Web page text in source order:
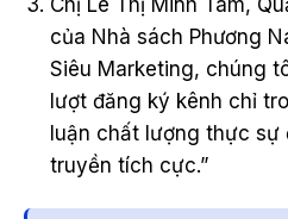
của Nhà sách Phương
Siêu Marketing, chúng
lượt đăng ký kênh chỉ
luận chất lượng thực sự
truyền tích cực.”